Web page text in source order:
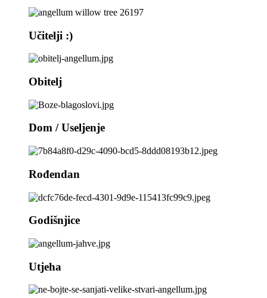
Učitelji :)
Obitelj
Dom / Useljenje
Rođendan
Godišnjice
Utjeha